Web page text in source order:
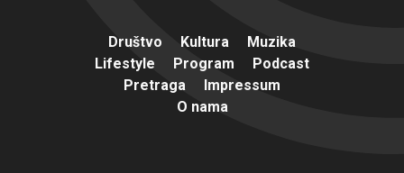
Društvo Kultura
Muzika
Lifestyle
Program
Podcast
Pretraga
Impressum
O nama